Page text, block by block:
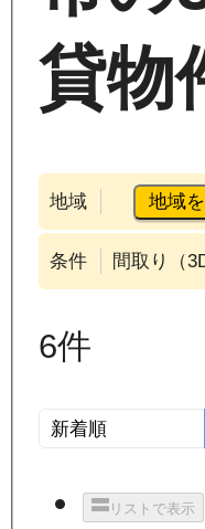
貸物
地域 地域
条件 間取り（
6件
リストで表示